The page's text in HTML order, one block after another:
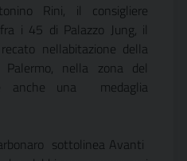
Rini, il consigliere
i 45 di Palazzo Jung, il
nellabitazione della
nella zona del
anche una medaglia
 sottolinea Avanti 